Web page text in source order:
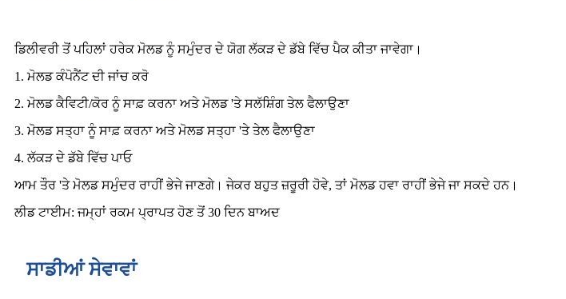
ਡਿਲੀਵਰੀ ਤੋਂ ਪਹਿਲਾਂ ਹਰੇਕ ਮੋਲਡ ਨੂੰ ਸਮੁੰਦਰ ਦੇ ਯੋਗ ਲੱਕੜ ਦੇ ਡੱਬੇ ਵਿੱਚ ਪੈਕ ਕੀਤਾ ਜਾਵੇਗਾ।
1. ਮੋਲਡ ਕੰਪੋਨੈਂਟ ਦੀ ਜਾਂਚ ਕਰੋ
2. ਮੋਲਡ ਕੈਵਿਟੀ/ਕੋਰ ਨੂੰ ਸਾਫ਼ ਕਰਨਾ ਅਤੇ ਮੋਲਡ 'ਤੇ ਸਲੱਸ਼ਿੰਗ ਤੇਲ ਫੈਲਾਉਣਾ
3. ਮੋਲਡ ਸਤ੍ਹਾ ਨੂੰ ਸਾਫ਼ ਕਰਨਾ ਅਤੇ ਮੋਲਡ ਸਤ੍ਹਾ 'ਤੇ ਤੇਲ ਫੈਲਾਉਣਾ
4. ਲੱਕੜ ਦੇ ਡੱਬੇ ਵਿੱਚ ਪਾਓ
ਆਮ ਤੌਰ 'ਤੇ ਮੋਲਡ ਸਮੁੰਦਰ ਰਾਹੀਂ ਭੇਜੇ ਜਾਣਗੇ। ਜੇਕਰ ਬਹੁਤ ਜ਼ਰੂਰੀ ਹੋਵੇ, ਤਾਂ ਮੋਲਡ ਹਵਾ ਰਾਹੀਂ ਭੇਜੇ ਜਾ ਸਕਦੇ ਹਨ।
ਲੀਡ ਟਾਈਮ: ਜਮ੍ਹਾਂ ਰਕਮ ਪ੍ਰਾਪਤ ਹੋਣ ਤੋਂ 30 ਦਿਨ ਬਾਅਦ
ਸਾਡੀਆਂ ਸੇਵਾਵਾਂ